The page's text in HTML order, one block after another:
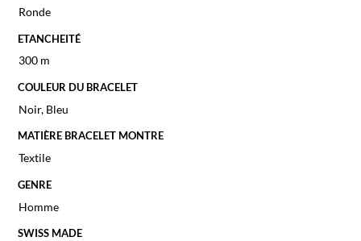
Ronde
ETANCHEITÉ
300 m
COULEUR DU BRACELET
Noir, Bleu
MATIÈRE BRACELET MONTRE
Textile
GENRE
Homme
SWISS MADE